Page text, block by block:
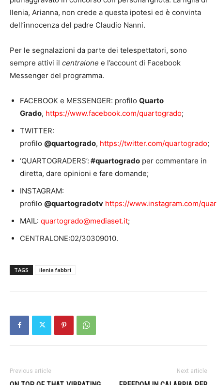
Ilenia, Arianna, non crede a questa ipotesi ed è convinta
dell’innocenza del padre Claudio Nanni.
Per le segnalazioni da parte dei telespettatori, sono
sempre attivi il centralone e l’account di Facebook
Messenger del programma.
FACEBOOK e MESSENGER: profilo Quarto
Grado, https://www.facebook.com/quartogrado;
TWITTER:
profilo @quartogrado, https://twitter.com/quartogrado;
‘QUARTOGRADERS’: #quartogrado per commentare in
diretta, dare opinioni e fare domande;
INSTAGRAM:
profilo @quartogradotv https://www.instagram.com/
MAIL: quartogrado@mediaset.it;
CENTRALONE:02/30309010.
TAGS ilenia fabbri
Previous article Next article